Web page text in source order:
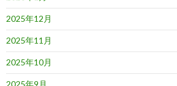
2025年12月
2025年11月
2025年10月